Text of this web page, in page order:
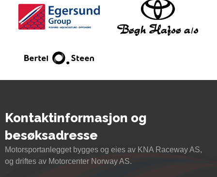
Kontaktinformasjon og
besøksadresse
Motorsportanlegget bygges og eies av KNA Raceway AS,
og driftes av Motorcenter Norway AS.